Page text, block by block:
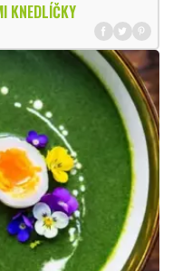
KNEDLÍČKY